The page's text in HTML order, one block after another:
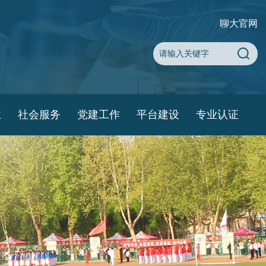
聊大官网
社会服务 党建工作 平台建设 专业认证